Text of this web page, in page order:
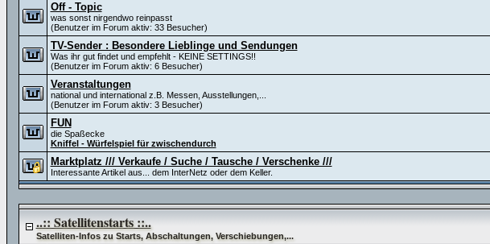
Off - Topic
was sonst nirgendwo reinpasst
(Benutzer im Forum aktiv: 33 Besucher)
TV-Sender : Besondere Lieblinge und Sendungen
Was ihr gut findet und empfehlt - KEINE SETTINGS!!
(Benutzer im Forum aktiv: 6 Besucher)
Veranstaltungen
national und international z.B. Messen, Ausstellungen,...
(Benutzer im Forum aktiv: 3 Besucher)
FUN
die Spaßecke
Kniffel - Würfelspiel für zwischendurch
Marktplatz /// Verkaufe / Suche / Tausche / Verschenke ///
Interessante Artikel aus... dem InterNetz oder dem Keller.
..:: Satellitenstarts ::..
Satelliten-Infos zu Starts, Abschaltungen, Verschiebungen,...